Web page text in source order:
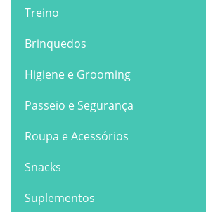
Treino
Brinquedos
Higiene e Grooming
Passeio e Segurança
Roupa e Acessórios
Snacks
Suplementos